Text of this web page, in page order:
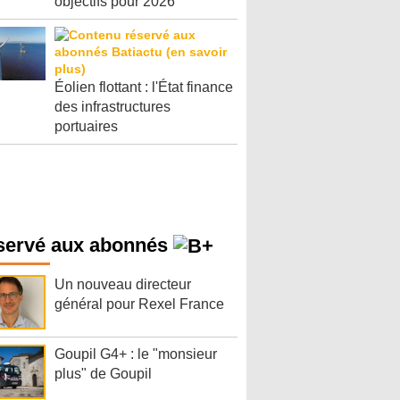
Éolien flottant : l'État finance
des infrastructures
portuaires
aux abonnés
Un nouveau directeur
général pour Rexel France
Goupil G4+ : le "monsieur
plus" de Goupil